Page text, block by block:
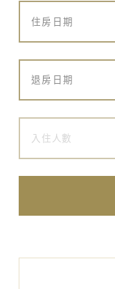
入住人數